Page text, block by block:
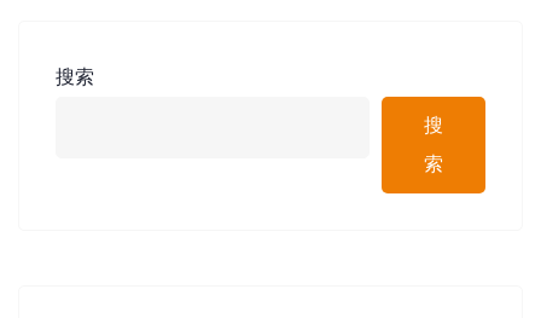
搜索
搜
索